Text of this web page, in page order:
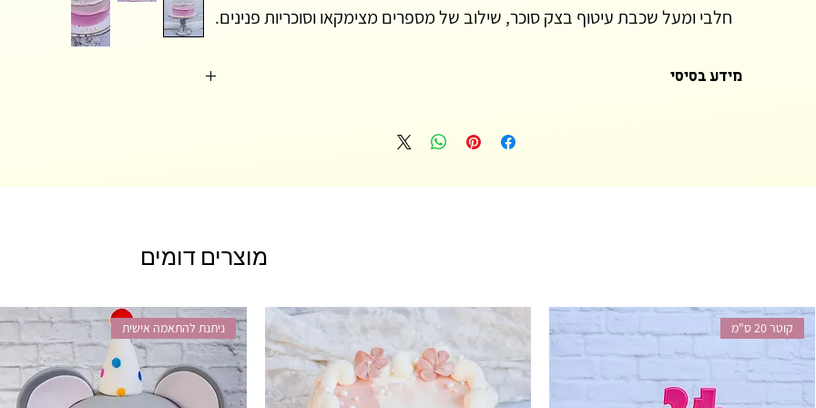
חלבי ומעל שכבת עיטוף בצק סוכר, שילוב של מספרים מצימקאו וסוכריות פנינים.
מידע בסיסי
העוגות המעוצבות הינן חלביות מבפנים ומבחוץ, עוגה בחושה בטעם לבחירתכם, עטופה בקרם חמאה שוויצרי עדין ומתוק
סוכר דקה (בהתאם לעיצוב העוגה)
קוטר העוגה- כל העוגות המעוצבות קיימות בקוטר אחיד 20 ס"מ, ניתן להזמין קוטר 22 ס"מ במידה ורוצים עוגה גדולה
יותר.
גובה העוגה- נע בין 18-20 ס"מ ועלול להשתנות מעוגה לעוגה.
קוטר 22 ס"מ- עוגה רחבה ונמוכה מעט
מוצרים דומים
קוטר 20 ס"מ ניתנת להתאמה אישית